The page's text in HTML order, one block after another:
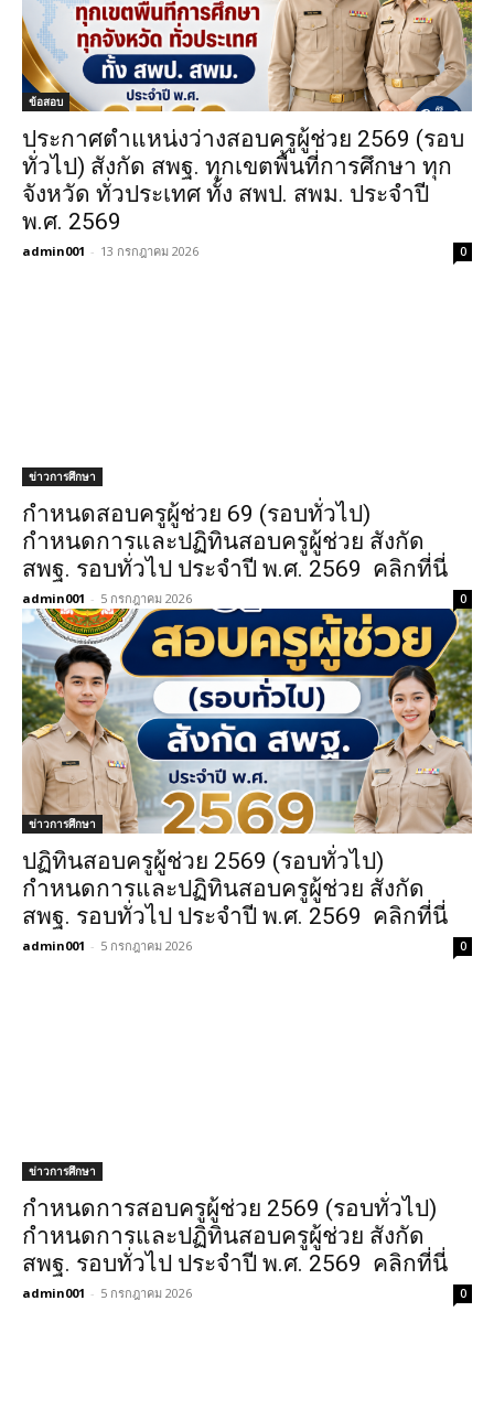
ข้อสอบ
ประกาศตำแหน่งว่างสอบครูผู้ช่วย 2569 (รอบ
ทั่วไป) สังกัด สพฐ. ทุกเขตพื้นที่การศึกษา ทุก
จังหวัด ทั่วประเทศ ทั้ง สพป. สพม. ประจำปี
พ.ศ. 2569
admin001 - 13 กรกฎาคม 2026 0
ข่าวการศึกษา
กำหนดสอบครูผู้ช่วย 69 (รอบทั่วไป)
กำหนดการและปฏิทินสอบครูผู้ช่วย สังกัด
สพฐ. รอบทั่วไป ประจำปี พ.ศ. 2569 คลิกที่นี่
admin001 - 5 กรกฎาคม 2026 0
ข่าวการศึกษา
ปฏิทินสอบครูผู้ช่วย 2569 (รอบทั่วไป)
กำหนดการและปฏิทินสอบครูผู้ช่วย สังกัด
สพฐ. รอบทั่วไป ประจำปี พ.ศ. 2569 คลิกที่นี่
admin001 - 5 กรกฎาคม 2026 0
ข่าวการศึกษา
กำหนดการสอบครูผู้ช่วย 2569 (รอบทั่วไป)
กำหนดการและปฏิทินสอบครูผู้ช่วย สังกัด
สพฐ. รอบทั่วไป ประจำปี พ.ศ. 2569 คลิกที่นี่
admin001 - 5 กรกฎาคม 2026 0